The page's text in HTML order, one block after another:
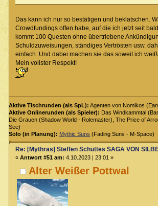
Das kann ich nur so bestätigen und beklatschen.
Crowdfundings offen habe, auf die ich jetzt seit
kommt 100 Questen ohne übertriebene
Schuldzuweisungen, ständiges Vertrösten usw.
einfach. Und dabei machen sie das soweit ich
Mein vollster Respekt!
Aktive Tischrunden (als SpL): Agenten von Nomikos
Aktive Onlinerunden (als Spieler): Das Windkammtal
Die Grauen (Shadow World - Rolemaster), The Price of
See)
Solo (in Planung): Mythic Suns (Fading Suns - M-Space)
Alter Weißer Pottwal
Re: [Mythras] Steffen Schüttes SAGA VON
« Antwort #51 am: 4.10.2023 | 23:01 »